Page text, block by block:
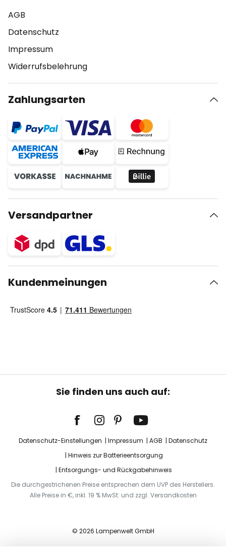
AGB
Datenschutz
Impressum
Widerrufsbelehrung
Zahlungsarten
Versandpartner
Kundenmeinungen
Sie finden uns auch auf:
Datenschutz-Einstellungen Impressum AGB
Datenschutz
Hinweis zur Batterieentsorgung
Entsorgungs- und Rückgabehinweis
Die durchgestrichenen Preise entsprechen dem UVP des Herstellers.
Alle Preise in €, inkl. 19 % MwSt. und zzgl. Versandkosten
© 2026 Lampenwelt GmbH